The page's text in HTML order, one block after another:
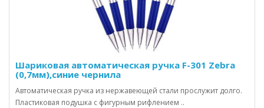
Шариковая автоматическая ручка F-301 Zebra
(0,7мм),синие чернила
Автоматическая ручка из нержавеющей стали прослужит долго.
Пластиковая подушка с фигурным рифлением ..